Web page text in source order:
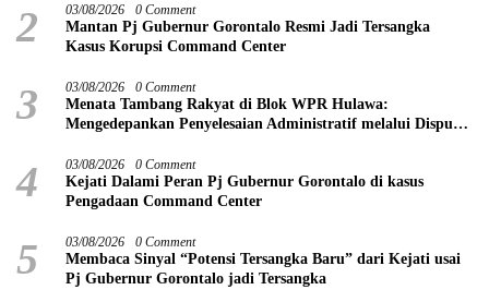
2 03/08/2026 0 Comment
Mantan Pj Gubernur Gorontalo Resmi Jadi Tersangka
Kasus Korupsi Command Center
3 03/08/2026 0 Comment
Menata Tambang Rakyat di Blok WPR Hulawa:
Mengedepankan Penyelesaian Administratif melalui Dispute
4 03/08/2026 0 Comment
Kejati Dalami Peran Pj Gubernur Gorontalo di kasus
Pengadaan Command Center
5 03/08/2026 0 Comment
Membaca Sinyal “Potensi Tersangka Baru” dari Kejati usai
Pj Gubernur Gorontalo jadi Tersangka